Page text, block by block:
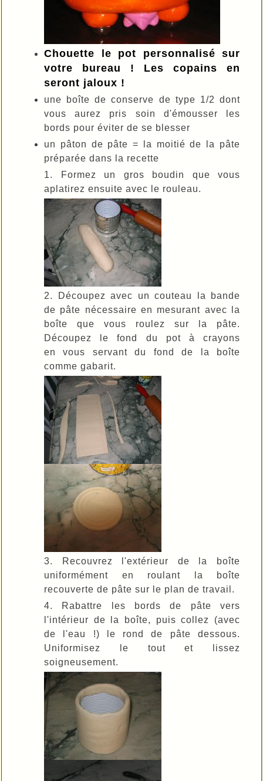
Chouette le pot personnalisé sur
votre bureau ! Les copains en
seront jaloux !
une boîte de conserve de type 1/2 dont
vous aurez pris soin d'émousser les
bords pour éviter de se blesser
un pâton de pâte = la moitié de la pâte
préparée dans la recette
1. Formez un gros boudin que vous
aplatirez ensuite avec le rouleau.
2. Découpez avec un couteau la bande
de pâte nécessaire en mesurant avec la
boîte que vous roulez sur la pâte.
Découpez le fond du pot à crayons
en vous servant du fond de la boîte
comme gabarit.
3. Recouvrez l'extérieur de la boîte
uniformément en roulant la boîte
recouverte de pâte sur le plan de travail.
4. Rabattre les bords de pâte vers
l'intérieur de la boîte, puis collez (avec
de l'eau !) le rond de pâte dessous.
Uniformisez le tout et lissez
soigneusement.